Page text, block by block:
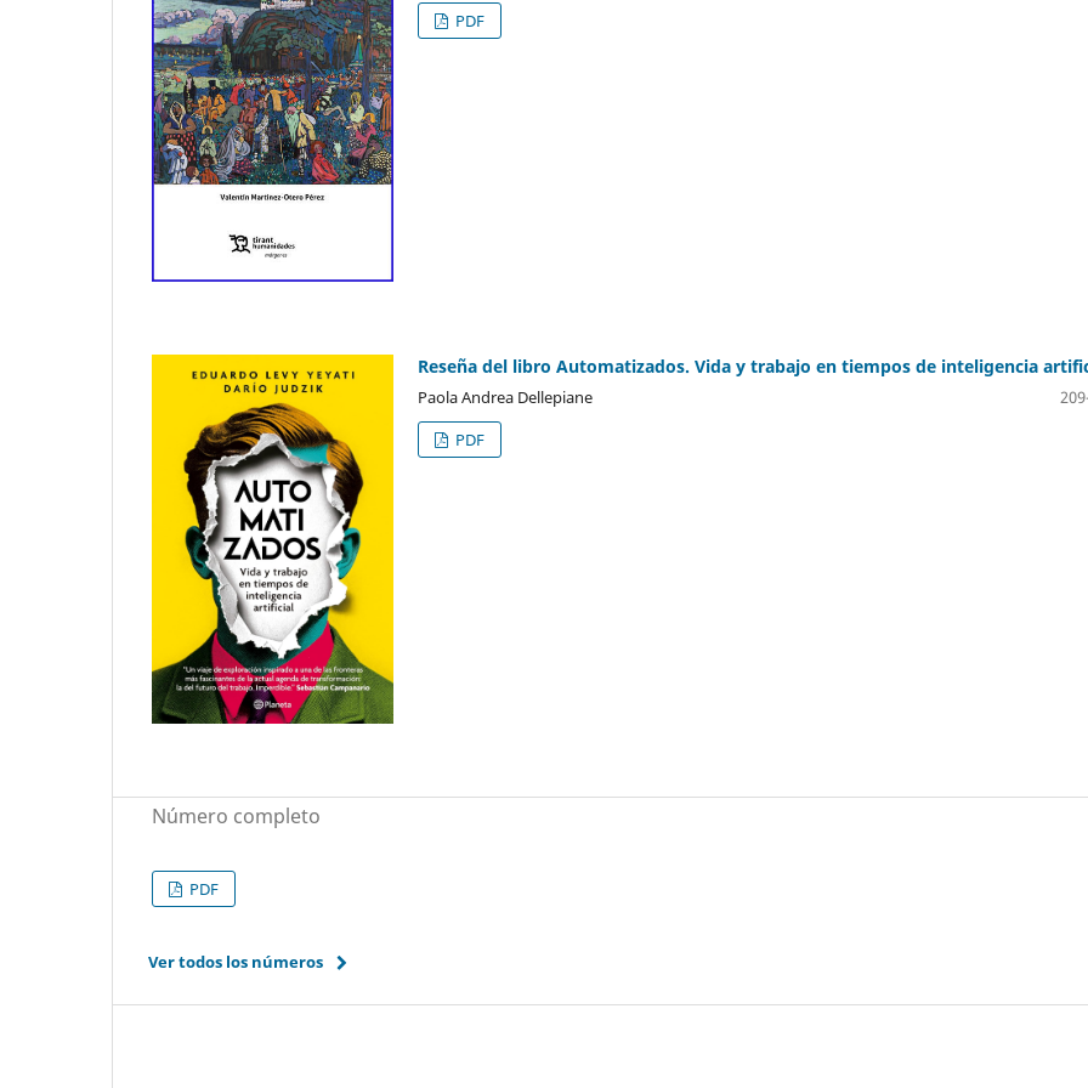
PDF
Reseña del libro Automatizados. Vida y trabajo en tiempos de inteligencia
Paola Andrea Dellepiane
PDF
Número completo
PDF
Ver todos los números